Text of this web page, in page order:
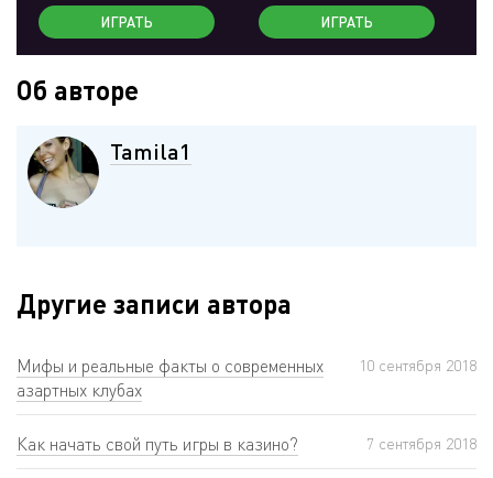
ИГРАТЬ ИГРАТЬ
Об авторе
Tamila1
Другие записи автора
Мифы и реальные факты о современных
азартных клубах
10 сентября 2018
Как начать свой путь игры в казино? 7 сентября 2018